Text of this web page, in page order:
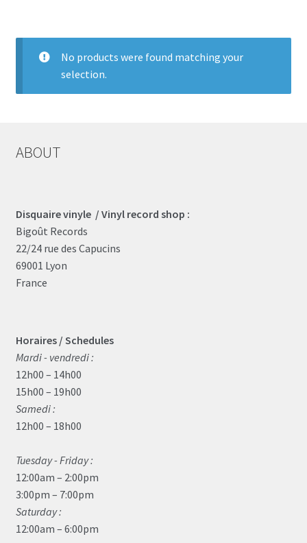
No products were found matching your
selection.
ABOUT
Disquaire vinyle / Vinyl record shop :
Bigoût Records
22/24 rue des Capucins
69001 Lyon
France
Horaires / Schedules
Mardi - vendredi :
12h00 – 14h00
15h00 – 19h00
Samedi :
12h00 – 18h00
Tuesday - Friday :
12:00am – 2:00pm
3:00pm – 7:00pm
Saturday :
12:00am – 6:00pm